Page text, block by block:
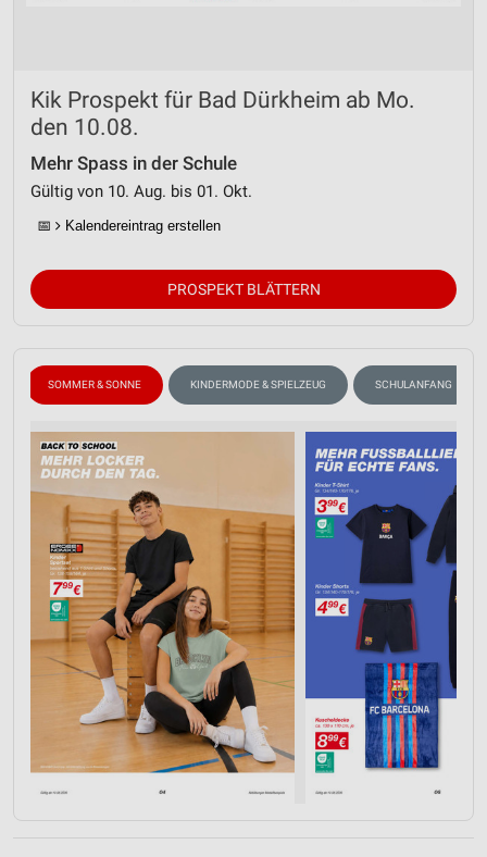
Kik Prospekt für Bad Dürkheim ab Mo.
den 10.08.
Mehr Spass in der Schule
Gültig von 10. Aug. bis 01. Okt.
📅 Kalendereintrag erstellen
PROSPEKT BLÄTTERN
SOMMER & SONNE KINDERMODE & SPIELZEUG SCHULANFANG